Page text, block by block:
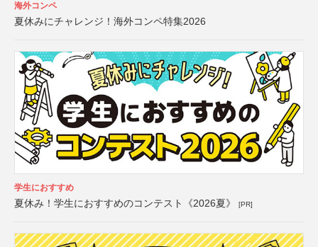
海外コンペ
夏休みにチャレンジ！海外コンペ特集2026
学生におすすめ
夏休み！学生におすすめのコンテスト《2026夏》 [PR]